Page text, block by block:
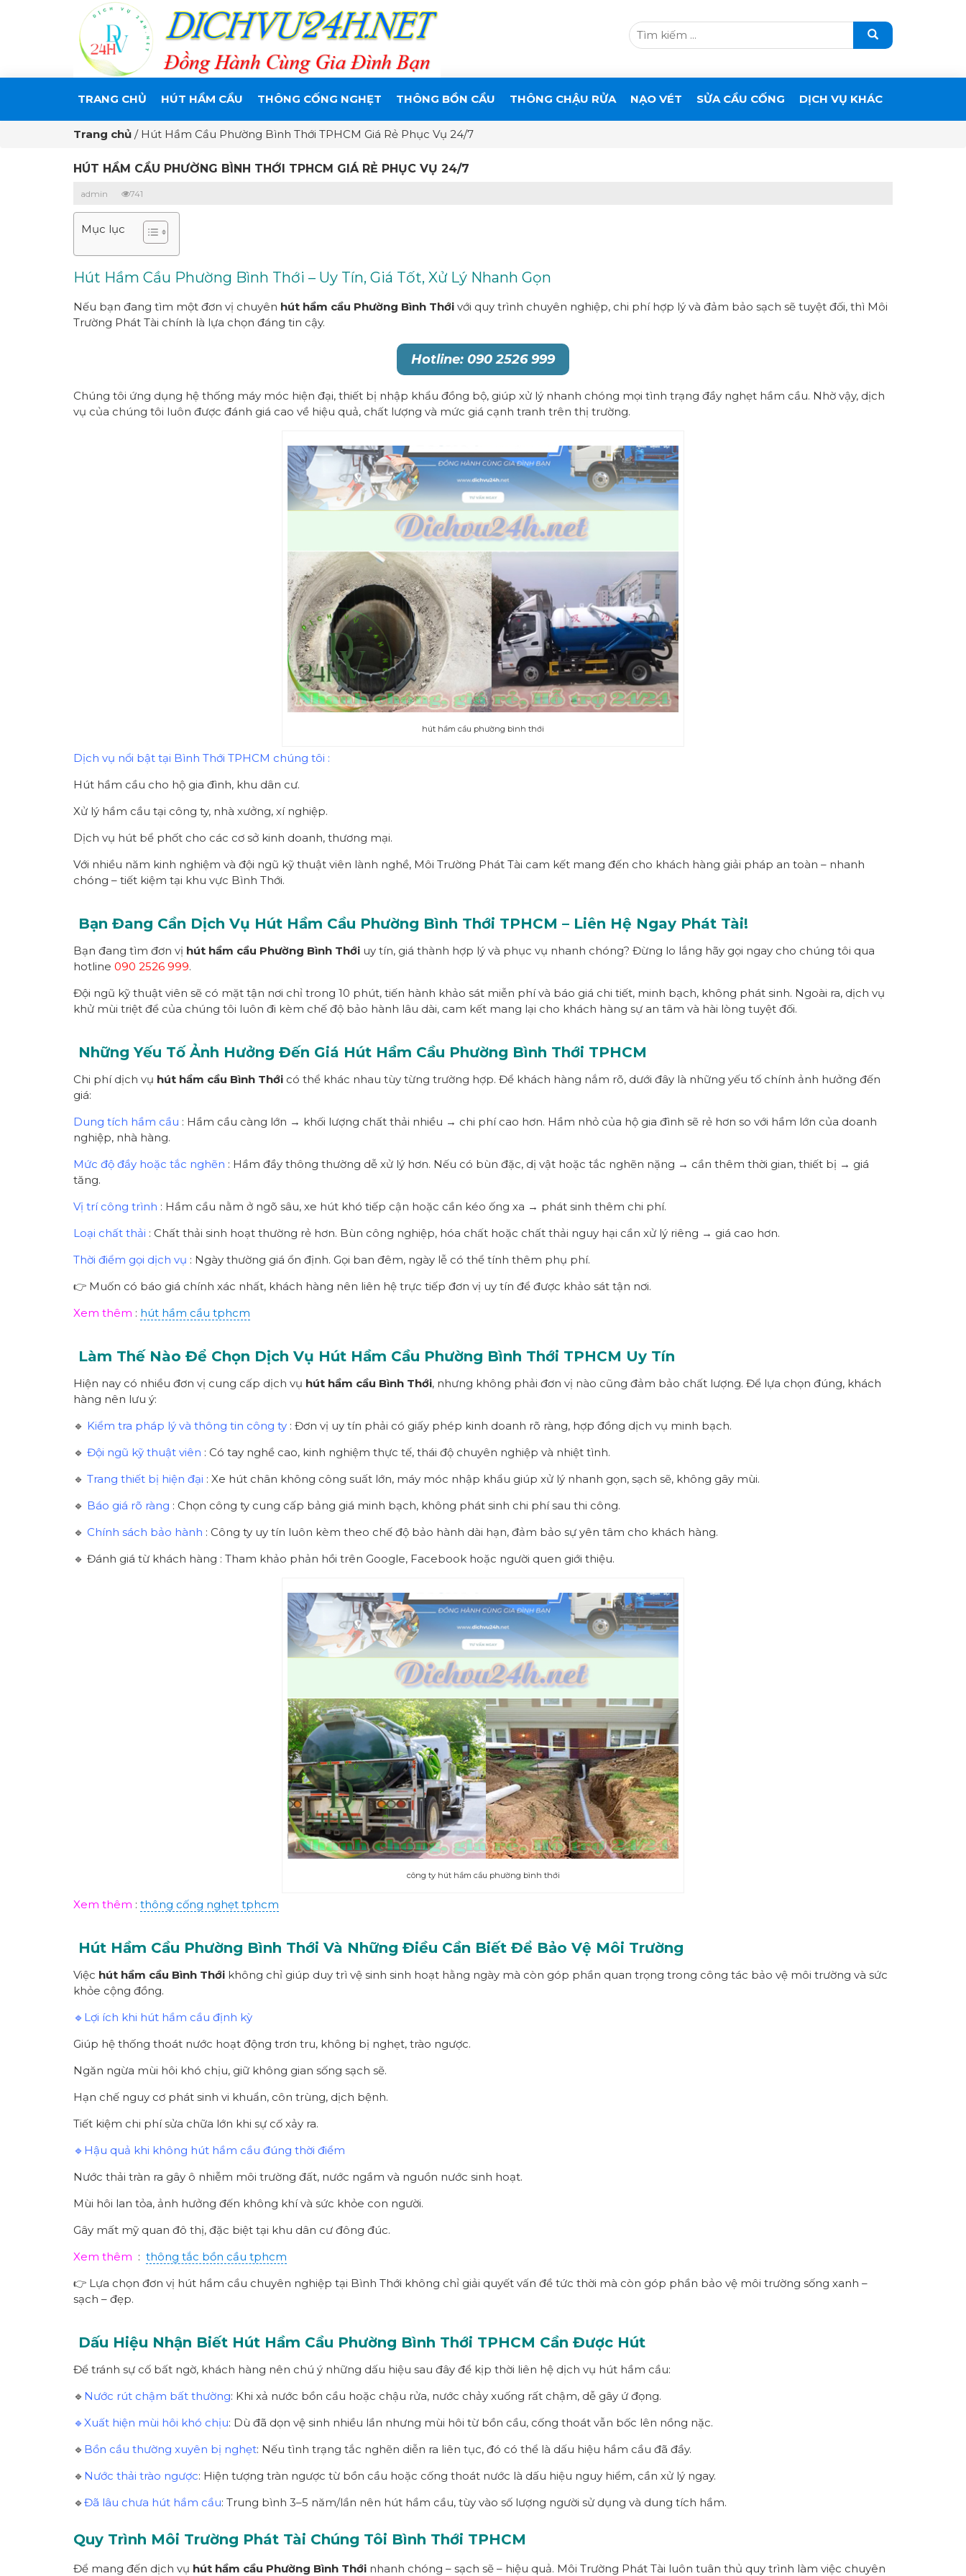
TRANG CHỦ HÚT HẦM CẦU THÔNG CỐNG NGHẸT THÔNG BỒN CẦU THÔNG CHẬU RỬA NẠO VÉT SỬA CẦU CỐNG DỊCH VỤ KHÁC
Trang chủ / Hút Hầm Cầu Phường Bình Thới TPHCM Giá Rẻ Phục Vụ 24/7
HÚT HẦM CẦU PHƯỜNG BÌNH THỚI TPHCM GIÁ RẺ PHỤC VỤ 24/7
admin 741
Mục lục
Hút Hầm Cầu Phường Bình Thới – Uy Tín, Giá Tốt, Xử Lý Nhanh Gọn
Nếu bạn đang tìm một đơn vị chuyên hút hầm cầu Phường Bình Thới với quy trình chuyên nghiệp, chi phí hợp lý và đảm bảo sạch sẽ tuyệt đối, thì Môi
Trường Phát Tài chính là lựa chọn đáng tin cậy.
Hotline: 090 2526 999
Chúng tôi ứng dụng hệ thống máy móc hiện đại, thiết bị nhập khẩu đồng bộ, giúp xử lý nhanh chóng mọi tình trạng đầy nghẹt hầm cầu. Nhờ vậy, dịch
vụ của chúng tôi luôn được đánh giá cao về hiệu quả, chất lượng và mức giá cạnh tranh trên thị trường.
hút hầm cầu phường bình thới
Dịch vụ nổi bật tại Bình Thới TPHCM chúng tôi :
Hút hầm cầu cho hộ gia đình, khu dân cư.
Xử lý hầm cầu tại công ty, nhà xưởng, xí nghiệp.
Dịch vụ hút bể phốt cho các cơ sở kinh doanh, thương mại.
Với nhiều năm kinh nghiệm và đội ngũ kỹ thuật viên lành nghề, Môi Trường Phát Tài cam kết mang đến cho khách hàng giải pháp an toàn – nhanh
chóng – tiết kiệm tại khu vực Bình Thới.
Bạn Đang Cần Dịch Vụ Hút Hầm Cầu Phường Bình Thới TPHCM – Liên Hệ Ngay Phát Tài!
Bạn đang tìm đơn vị hút hầm cầu Phường Bình Thới uy tín, giá thành hợp lý và phục vụ nhanh chóng? Đừng lo lắng hãy gọi ngay cho chúng tôi qua
hotline 090 2526 999.
Đội ngũ kỹ thuật viên sẽ có mặt tận nơi chỉ trong 10 phút, tiến hành khảo sát miễn phí và báo giá chi tiết, minh bạch, không phát sinh. Ngoài ra, dịch vụ
khử mùi triệt để của chúng tôi luôn đi kèm chế độ bảo hành lâu dài, cam kết mang lại cho khách hàng sự an tâm và hài lòng tuyệt đối.
Những Yếu Tố Ảnh Hưởng Đến Giá Hút Hầm Cầu Phường Bình Thới TPHCM
Chi phí dịch vụ hút hầm cầu Bình Thới có thể khác nhau tùy từng trường hợp. Để khách hàng nắm rõ, dưới đây là những yếu tố chính ảnh hưởng đến
giá:
Dung tích hầm cầu : Hầm cầu càng lớn → khối lượng chất thải nhiều → chi phí cao hơn. Hầm nhỏ của hộ gia đình sẽ rẻ hơn so với hầm lớn của doanh
nghiệp, nhà hàng.
Mức độ đầy hoặc tắc nghẽn : Hầm đầy thông thường dễ xử lý hơn. Nếu có bùn đặc, dị vật hoặc tắc nghẽn nặng → cần thêm thời gian, thiết bị → giá
tăng.
Vị trí công trình : Hầm cầu nằm ở ngõ sâu, xe hút khó tiếp cận hoặc cần kéo ống xa → phát sinh thêm chi phí.
Loại chất thải : Chất thải sinh hoạt thường rẻ hơn. Bùn công nghiệp, hóa chất hoặc chất thải nguy hại cần xử lý riêng → giá cao hơn.
Thời điểm gọi dịch vụ : Ngày thường giá ổn định. Gọi ban đêm, ngày lễ có thể tính thêm phụ phí.
👉 Muốn có báo giá chính xác nhất, khách hàng nên liên hệ trực tiếp đơn vị uy tín để được khảo sát tận nơi.
Xem thêm : hút hầm cầu tphcm
Làm Thế Nào Để Chọn Dịch Vụ Hút Hầm Cầu Phường Bình Thới TPHCM Uy Tín
Hiện nay có nhiều đơn vị cung cấp dịch vụ hút hầm cầu Bình Thới, nhưng không phải đơn vị nào cũng đảm bảo chất lượng. Để lựa chọn đúng, khách
hàng nên lưu ý:
🔹 Kiểm tra pháp lý và thông tin công ty : Đơn vị uy tín phải có giấy phép kinh doanh rõ ràng, hợp đồng dịch vụ minh bạch.
🔹 Đội ngũ kỹ thuật viên : Có tay nghề cao, kinh nghiệm thực tế, thái độ chuyên nghiệp và nhiệt tình.
🔹 Trang thiết bị hiện đại : Xe hút chân không công suất lớn, máy móc nhập khẩu giúp xử lý nhanh gọn, sạch sẽ, không gây mùi.
🔹 Báo giá rõ ràng : Chọn công ty cung cấp bảng giá minh bạch, không phát sinh chi phí sau thi công.
🔹 Chính sách bảo hành : Công ty uy tín luôn kèm theo chế độ bảo hành dài hạn, đảm bảo sự yên tâm cho khách hàng.
🔹 Đánh giá từ khách hàng : Tham khảo phản hồi trên Google, Facebook hoặc người quen giới thiệu.
công ty hút hầm cầu phường bình thới
Xem thêm : thông cống nghẹt tphcm
Hút Hầm Cầu Phường Bình Thới Và Những Điều Cần Biết Để Bảo Vệ Môi Trường
Việc hút hầm cầu Bình Thới không chỉ giúp duy trì vệ sinh sinh hoạt hằng ngày mà còn góp phần quan trọng trong công tác bảo vệ môi trường và sức
khỏe cộng đồng.
🔹Lợi ích khi hút hầm cầu định kỳ
Giúp hệ thống thoát nước hoạt động trơn tru, không bị nghẹt, trào ngược.
Ngăn ngừa mùi hôi khó chịu, giữ không gian sống sạch sẽ.
Hạn chế nguy cơ phát sinh vi khuẩn, côn trùng, dịch bệnh.
Tiết kiệm chi phí sửa chữa lớn khi sự cố xảy ra.
🔹Hậu quả khi không hút hầm cầu đúng thời điểm
Nước thải tràn ra gây ô nhiễm môi trường đất, nước ngầm và nguồn nước sinh hoạt.
Mùi hôi lan tỏa, ảnh hưởng đến không khí và sức khỏe con người.
Gây mất mỹ quan đô thị, đặc biệt tại khu dân cư đông đúc.
Xem thêm : thông tắc bồn cầu tphcm
👉 Lựa chọn đơn vị hút hầm cầu chuyên nghiệp tại Bình Thới không chỉ giải quyết vấn đề tức thời mà còn góp phần bảo vệ môi trường sống xanh –
sạch – đẹp.
Dấu Hiệu Nhận Biết Hút Hầm Cầu Phường Bình Thới TPHCM Cần Được Hút
Để tránh sự cố bất ngờ, khách hàng nên chú ý những dấu hiệu sau đây để kịp thời liên hệ dịch vụ hút hầm cầu:
🔹 Nước rút chậm bất thường: Khi xả nước bồn cầu hoặc chậu rửa, nước chảy xuống rất chậm, dễ gây ứ đọng.
🔹Xuất hiện mùi hôi khó chịu: Dù đã dọn vệ sinh nhiều lần nhưng mùi hôi từ bồn cầu, cống thoát vẫn bốc lên nồng nặc.
🔹 Bồn cầu thường xuyên bị nghẹt: Nếu tình trạng tắc nghẽn diễn ra liên tục, đó có thể là dấu hiệu hầm cầu đã đầy.
🔹 Nước thải trào ngược: Hiện tượng tràn ngược từ bồn cầu hoặc cống thoát nước là dấu hiệu nguy hiểm, cần xử lý ngay.
🔹Đã lâu chưa hút hầm cầu: Trung bình 3–5 năm/lần nên hút hầm cầu, tùy vào số lượng người sử dụng và dung tích hầm.
Quy Trình Môi Trường Phát Tài Chúng Tôi Bình Thới TPHCM
Để mang đến dịch vụ hút hầm cầu Phường Bình Thới nhanh chóng – sạch sẽ – hiệu quả. Môi Trường Phát Tài luôn tuân thủ quy trình làm việc chuyên